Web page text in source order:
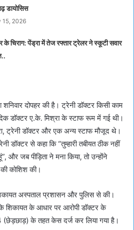
डायोसिस
15, 2026
के चिराग: पेंड्रा में तेज रफ्तार ट्रेलर ने स्कूटी सवार
दोपहर की है। ट्रेनी डॉक्टर किसी काम
डॉक्टर ए.के. मिश्रा के स्टाफ रूम में गई थी।
ट्रेनी डॉक्टर और एक अन्य स्टाफ मौजूद थे।
डॉक्टर से कहा कि “तुम्हारी तबीयत ठीक नहीं
और जब पीड़िता ने मना किया, तो उन्होंने
कोशिश की।
अस्पताल प्रशासन और पुलिस से की।
शिकायत के आधार पर आरोपी डॉक्टर के
(छेड़छाड़) के तहत केस दर्ज कर लिया गया है।